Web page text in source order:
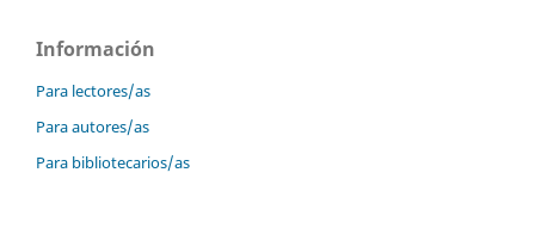
Información
Para lectores/as
Para autores/as
Para bibliotecarios/as